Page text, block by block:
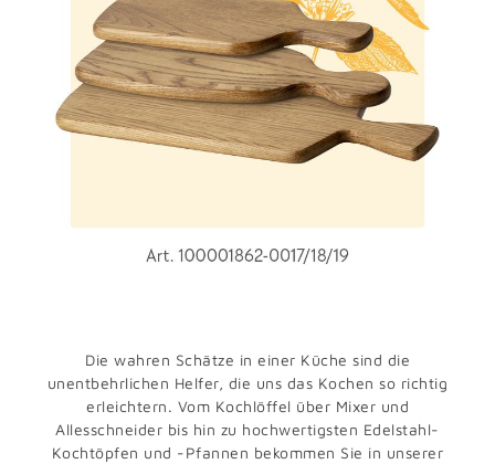
Die wahren Schätze in einer Küche sind die
unentbehrlichen Helfer, die uns das Kochen so richtig
erleichtern. Vom Kochlöffel über Mixer und
Allesschneider bis hin zu hochwertigsten Edelstahl-
Kochtöpfen und -Pfannen bekommen Sie in unserer